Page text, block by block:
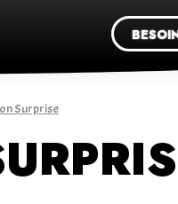
Surprise